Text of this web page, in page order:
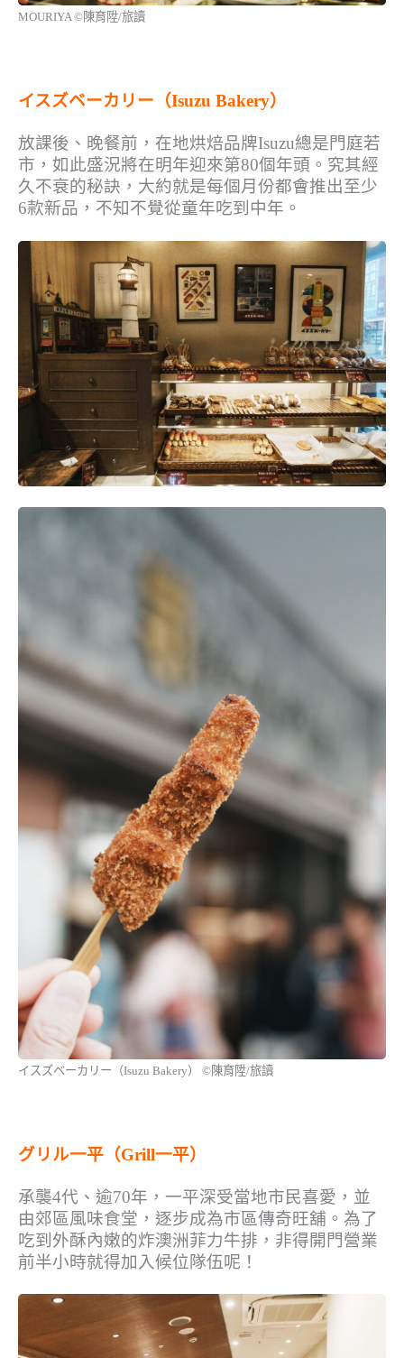
MOURIYA ©陳育陞/旅讀
イスズベーカリー（Isuzu Bakery）
放課後、晚餐前，在地烘焙品牌Isuzu總是門庭若
市，如此盛況將在明年迎來第80個年頭。究其經
久不衰的秘訣，大約就是每個月份都會推出至少
6款新品，不知不覺從童年吃到中年。
イスズベーカリー（Isuzu Bakery） ©陳育陞/旅讀
グリル一平（Grill一平）
承襲4代、逾70年，一平深受當地市民喜愛，並
由郊區風味食堂，逐步成為市區傳奇旺舖。為了
吃到外酥內嫩的炸澳洲菲力牛排，非得開門營業
前半小時就得加入候位隊伍呢！